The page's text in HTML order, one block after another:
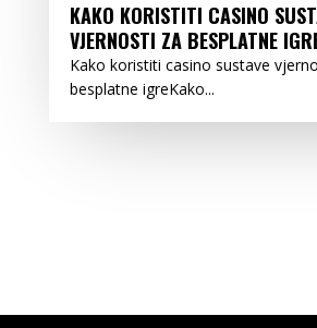
KAKO KORISTITI CASINO
VJERNOSTI ZA BESPLATNE
Kako koristiti casino sustave
besplatne igreKako...